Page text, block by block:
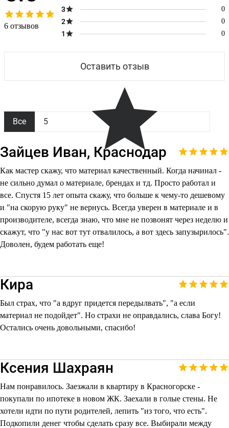
6 отзывов
3 0
2 0
1 0
Оставить отзыв
Все 5
Зайцев Иван, Краснодар
Как мастер скажу, что материал качественный. Когда начинал -
не сильно думал о материале, брендах и тд. Просто работал и
все. Спустя 15 лет опыта скажу, что больше к чему-то дешевому
и "на скорую руку" не вернусь. Всегда уверен в материале и в
производителе, всегда знаю, что мне не позвонят через неделю и
скажут, что "у нас вот тут отвалилось, а вот здесь запузырилось".
Доволен, будем работать еще!
Кира
Был страх, что "а вдруг придется передылвать", "а если
материал не подойдет". Но страхи не оправдались, слава Богу!
Остались очень довольными, спасибо!
Ксения Шахраян
Нам понравилось. Заезжали в квартиру в Красногорске -
покупали по ипотеке в новом ЖК. Заехали в голые стены. Не
хотели идти по пути родителей, лепить "из того, что есть".
Подкопили денег чтобы сделать сразу все. Выбирали между